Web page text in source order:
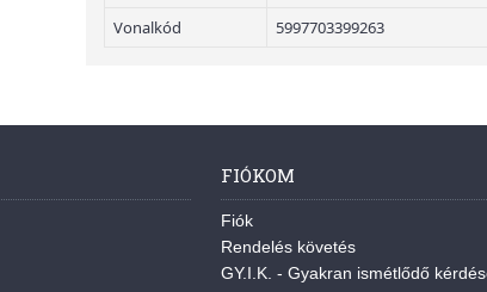
Vonalkód 5997703399263
FIÓKOM
Fiók
Rendelés követés
GY.I.K. - Gyakran ismétlődő